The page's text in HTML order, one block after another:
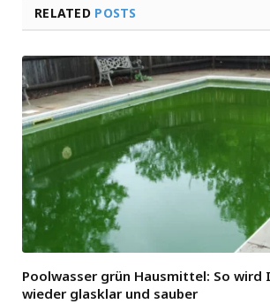
RELATED POSTS
Poolwasser grün Hausmittel: So wird
wieder glasklar und sauber